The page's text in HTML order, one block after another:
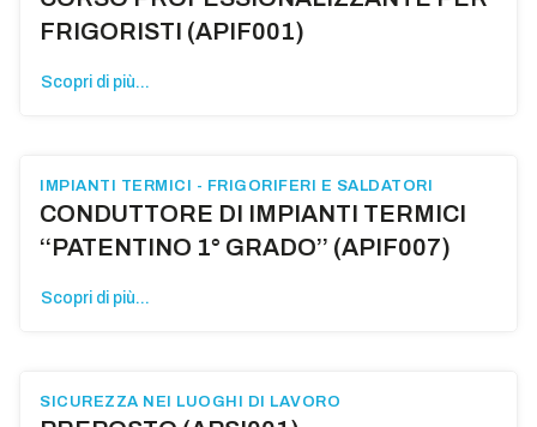
FRIGORISTI (APIF001)
Scopri di più...
IMPIANTI TERMICI - FRIGORIFERI E SALDATORI
CONDUTTORE DI IMPIANTI TERMICI
‘‘PATENTINO 1° GRADO’’ (APIF007)
Scopri di più...
SICUREZZA NEI LUOGHI DI LAVORO